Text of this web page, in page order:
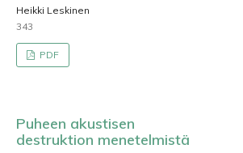
Heikki Leskinen
343
PDF
Puheen akustisen
destruktion menetelmistä